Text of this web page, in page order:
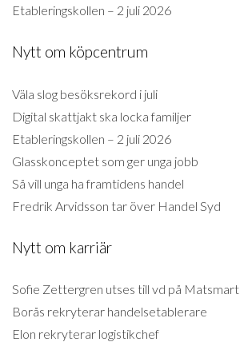
Etableringskollen – 2 juli 2026
Nytt om köpcentrum
Väla slog besöksrekord i juli
Digital skattjakt ska locka familjer
Etableringskollen – 2 juli 2026
Glasskonceptet som ger unga jobb
Så vill unga ha framtidens handel
Fredrik Arvidsson tar över Handel Syd
Nytt om karriär
Sofie Zettergren utses till vd på Matsmart
Borås rekryterar handelsetablerare
Elon rekryterar logistikchef